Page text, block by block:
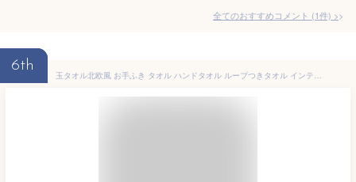
全てのおすすめコメント (1件) >
6th
玉タオル北欧風 お手ふき タオル ハンドタオル ループつきタオル インテリア モールタオル タオル 丸タオル マイクロファイバー たおる 吸水 速乾 洗面タオル 手拭き 手ふき 子供用 公園用 洗面 おしゃれ かわいい 厚手 ふわふわ シンプル ニュアンスカラー くすみカラー